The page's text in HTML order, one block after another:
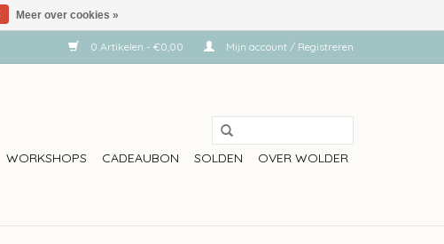
0 Artikelen - €0,00 Mijn account / Registreren
WORKSHOPS CADEAUBON SOLDEN OVER WOLDER
Meer over cookies »